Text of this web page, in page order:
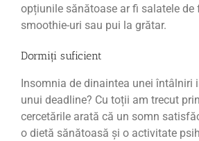
opțiunile sănătoase ar fi salatele de
smoothie-uri sau pui la grătar.
Dormiți suficient
Insomnia de dinaintea unei întâlniri
unui deadline? Cu toții am trecut
cercetările arată că un somn
o dietă sănătoasă și o activitate